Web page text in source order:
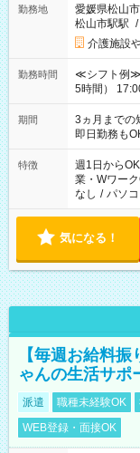
勤務地
愛媛県松山市
松山市駅駅 /
介護施設
勤務時間
≪シフト例≫
5時間） 17:00～
働く時間は
期間
3ヵ月まで
即日勤務も
特徴 週1日からOK
業・Wワー
なし / パソ
気になる！
【毎週お給料
ゃんの生活サポ
派遣 職種未経験OK
WEB登録・面接OK